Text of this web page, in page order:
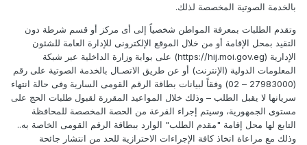
بالخدمة الصوتية المخصصة لذلك.
وتقدم الطلبات بمعرفة المواطن شخصياً إلى أى مركز أو قسم شرطة دون
التقيد بمحل الإقامة أو من خلال الموقع الإلكترونى للإدارة العامة للشئون
الإدارية (https://hij.moi.gov.eg) على بوابة وزارة الداخلية عبر شبكة
المعلومات الدولية (الإنترنت) أو عن طريق الاتصـال بالخدمة الصوتية على رقم
(27983000 – 02) وفقاً لبيانات بطاقة الرقم القومى السارية وفى حالة انتهاء
سريانها لا يقبل الطلب – وذلك خلال المواعيد المقررة لقبول طلبات الحج على
مستوى الجمهورية، وسيتم إجراء القرعة من الحصة المخصصة للمحافظة
التابع لها محل إقامة "مقدم الطلب" الوارد ببطاقة الرقم القومى الخاصة به..
وذلك مع مراعاة اتخاذ كافة الإجراءات الاحترازية للحد من انتشار جائحة